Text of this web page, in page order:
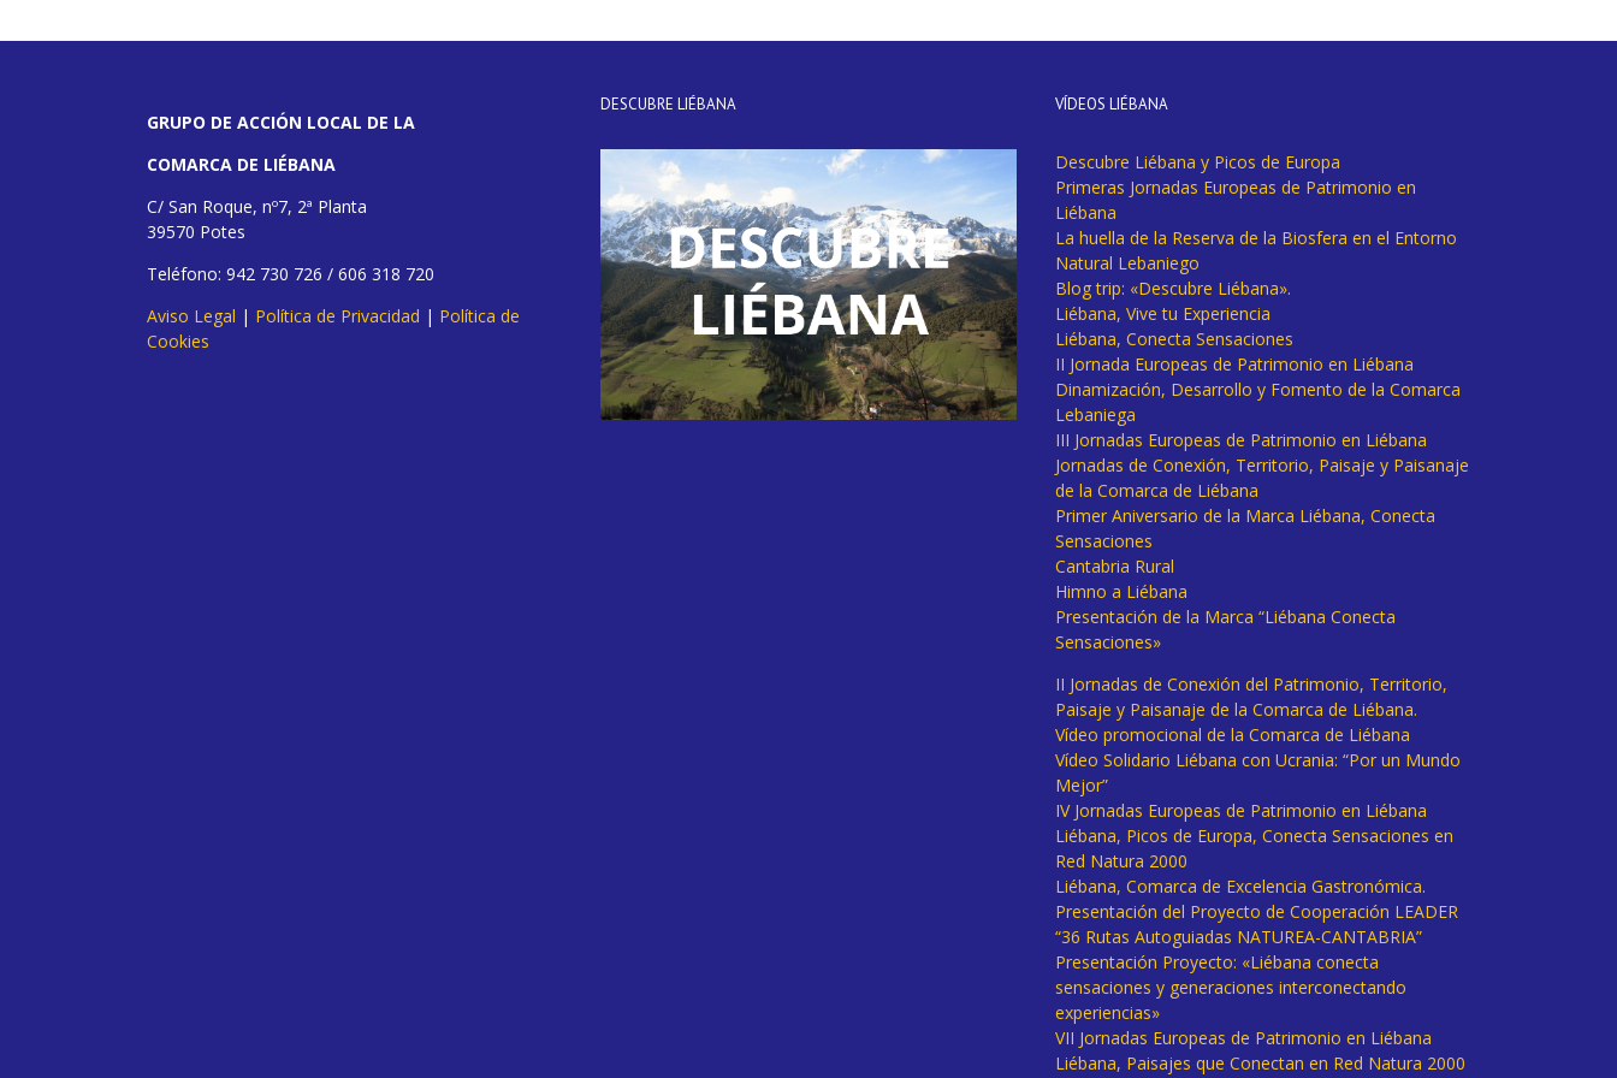
GRUPO DE ACCIÓN LOCAL DE LA
COMARCA DE LIÉBANA
C/ San Roque, nº7, 2ª Planta
39570 Potes
Teléfono: 942 730 726 / 606 318 720
Aviso Legal | Política de Privacidad | Política de
Cookies
DESCUBRE LIÉBANA VÍDEOS LIÉBANA
Descubre Liébana y Picos de Europa
Primeras Jornadas Europeas de Patrimonio en
Liébana
La huella de la Reserva de la Biosfera en el Entorno
Natural Lebaniego
Blog trip: «Descubre Liébana».
Liébana, Vive tu Experiencia
Liébana, Conecta Sensaciones
II Jornada Europeas de Patrimonio en Liébana
Dinamización, Desarrollo y Fomento de la Comarca
Lebaniega
III Jornadas Europeas de Patrimonio en Liébana
Jornadas de Conexión, Territorio, Paisaje y Paisanaje
de la Comarca de Liébana
Primer Aniversario de la Marca Liébana, Conecta
Sensaciones
Cantabria Rural
Himno a Liébana
Presentación de la Marca “Liébana Conecta
Sensaciones»
II Jornadas de Conexión del Patrimonio, Territorio,
Paisaje y Paisanaje de la Comarca de Liébana.
Vídeo promocional de la Comarca de Liébana
Vídeo Solidario Liébana con Ucrania: “Por un Mundo
Mejor”
IV Jornadas Europeas de Patrimonio en Liébana
Liébana, Picos de Europa, Conecta Sensaciones en
Red Natura 2000
Liébana, Comarca de Excelencia Gastronómica.
Presentación del Proyecto de Cooperación LEADER
“36 Rutas Autoguiadas NATUREA-CANTABRIA”
Presentación Proyecto: «Liébana conecta
sensaciones y generaciones interconectando
experiencias»
VII Jornadas Europeas de Patrimonio en Liébana
Liébana, Paisajes que Conectan en Red Natura 2000